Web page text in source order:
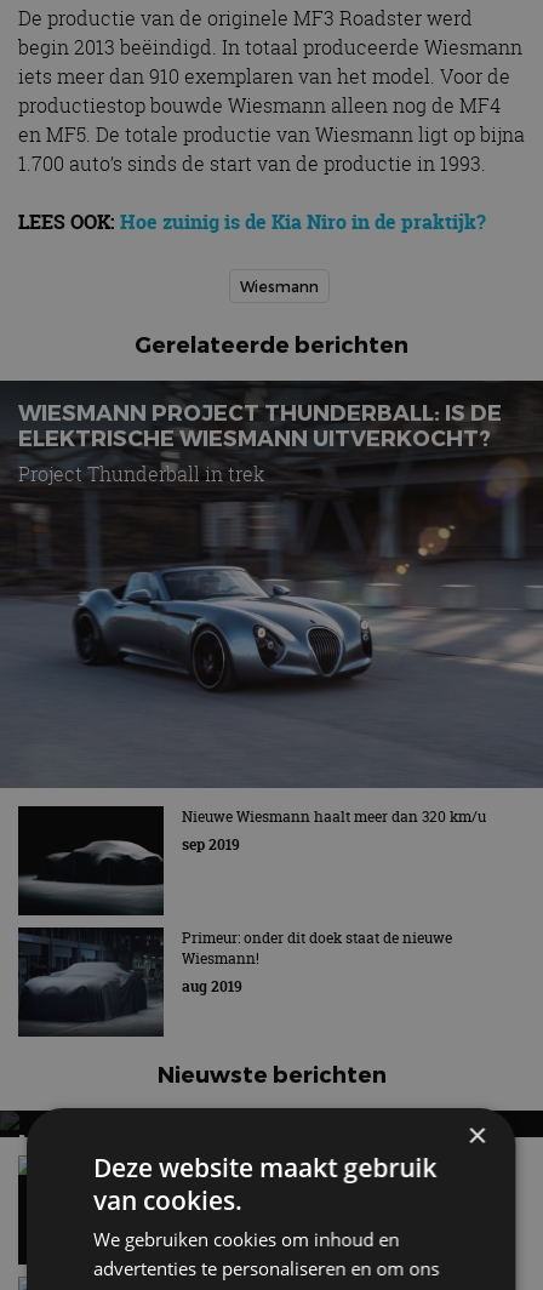
De productie van de originele MF3 Roadster werd
begin 2013 beëindigd. In totaal produceerde Wiesmann
iets meer dan 910 exemplaren van het model. Voor de
productiestop bouwde Wiesmann alleen nog de MF4
en MF5. De totale productie van Wiesmann ligt op bijna
1.700 auto’s sinds de start van de productie in 1993.
LEES OOK: Hoe zuinig is de Kia Niro in de praktijk?
Wiesmann
Gerelateerde berichten
WIESMANN PROJECT THUNDERBALL: IS DE
ELEKTRISCHE WIESMANN UITVERKOCHT?
Project Thunderball in trek
Nieuwe Wiesmann haalt meer dan 320 km/u
sep 2019
Primeur: onder dit doek staat de nieuwe
Wiesmann!
aug 2019
Nieuwste berichten
MET KORTING NAAR EV EXPERIENCE 2026?
AUTORAI REGELT HET!
EV Experience 2026 van 24 tot 26 september
Vergelijking: BMW iX3 vs Volvo EX60 – Welke
moet je hebben?
28 mei
×
Deze website maakt gebruik
van cookies.
We gebruiken cookies om inhoud en
advertenties te personaliseren en om ons